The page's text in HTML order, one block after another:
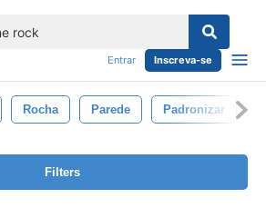
Entrar Inscreva-se
Rocha Parede Padronizar
Filters